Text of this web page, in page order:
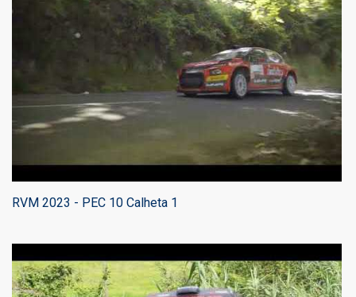
RVM 2023 - PEC 10 Calheta 1